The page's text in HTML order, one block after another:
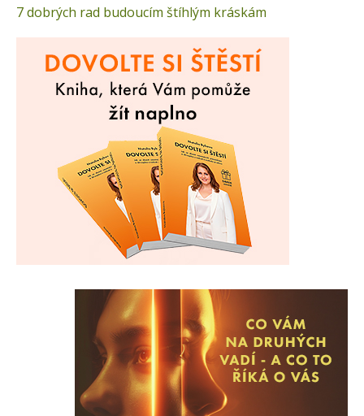
7 dobrých rad budoucím štíhlým kráskám